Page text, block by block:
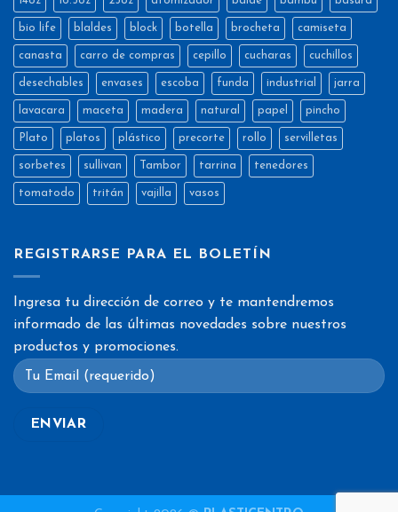
bio life blaldes block botella brocheta camiseta
canasta carro de compras cepillo cucharas cuchillos
desechables envases escoba funda industrial jarra
lavacara maceta madera natural papel pincho
Plato platos plástico precorte rollo servilletas
sorbetes sullivan Tambor tarrina tenedores
tomatodo tritán vajilla vasos
REGISTRARSE PARA EL BOLETÍN
Ingresa tu dirección de correo y te mantendremos
informado de las últimas novedades sobre nuestros
productos y promociones.